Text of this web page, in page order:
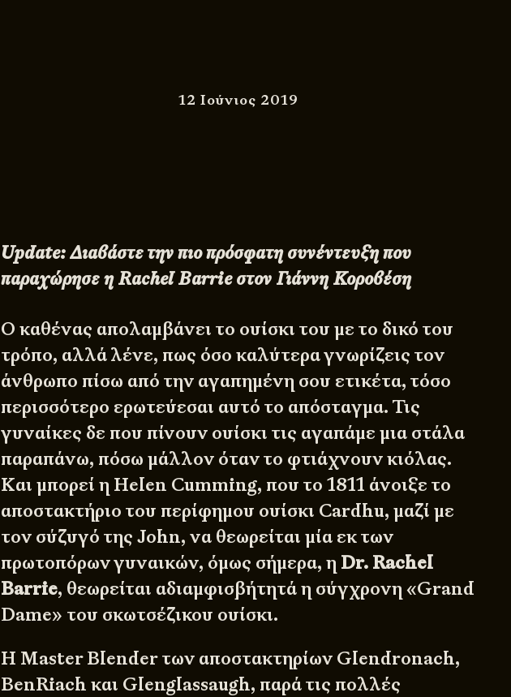
12 Ιούνιος 2019
Update: Διαβάστε την πιοπρόσφατη συνέντευξηπου
παραχώρησε η Rachel Barrie στον Γιάννη Κοροβέση
Ο καθένας απολαμβάνει το ουίσκι του με το δικό του
τρόπο, αλλά λένε, πως όσο καλύτερα γνωρίζεις τον
άνθρωπο πίσω από την αγαπημένη σου ετικέτα, τόσο
περισσότερο ερωτεύεσαι αυτό το απόσταγμα. Τις
γυναίκες δε που πίνουν ουίσκι τις αγαπάμε μια στάλα
παραπάνω, πόσω μάλλον όταν το φτιάχνουν κιόλας.
Και μπορεί η Helen Cumming, που το 1811 άνοιξε το
αποστακτήριο του περίφημου ουίσκι Cardhu, μαζί με
τον σύζυγό της John, να θεωρείται μία εκ των
πρωτοπόρων γυναικών, όμως σήμερα, η Dr. Rachel
Barrie, θεωρείται αδιαμφισβήτητά η σύγχρονη «Grand
Dame» του σκωτσέζικου ουίσκι.
Η Master Blender των αποστακτηρίων Glendronach,
BenRiach και Glenglassaugh, παρά τις πολλές